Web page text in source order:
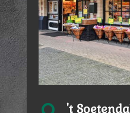
't